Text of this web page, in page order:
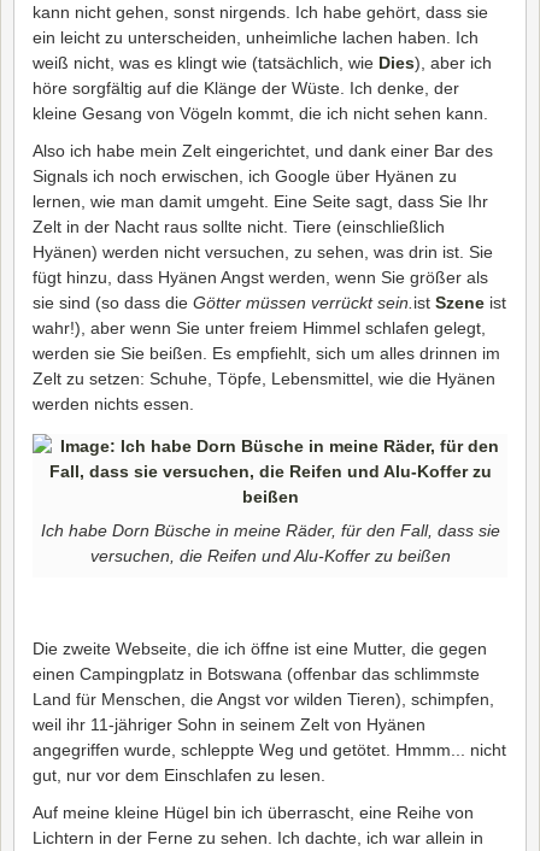
kann nicht gehen, sonst nirgends. Ich habe gehört, dass sie
ein leicht zu unterscheiden, unheimliche lachen haben. Ich
weiß nicht, was es klingt wie (tatsächlich, wie Dies), aber ich
höre sorgfältig auf die Klänge der Wüste. Ich denke, der
kleine Gesang von Vögeln kommt, die ich nicht sehen kann.
Also ich habe mein Zelt eingerichtet, und dank einer Bar des
Signals ich noch erwischen, ich Google über Hyänen zu
lernen, wie man damit umgeht. Eine Seite sagt, dass Sie Ihr
Zelt in der Nacht raus sollte nicht. Tiere (einschließlich
Hyänen) werden nicht versuchen, zu sehen, was drin ist. Sie
fügt hinzu, dass Hyänen Angst werden, wenn Sie größer als
sie sind (so dass die Götter müssen verrückt sein. ist Szene ist
wahr!), aber wenn Sie unter freiem Himmel schlafen gelegt,
werden sie Sie beißen. Es empfiehlt, sich um alles drinnen im
Zelt zu setzen: Schuhe, Töpfe, Lebensmittel, wie die Hyänen
werden nichts essen.
Ich habe Dorn Büsche in meine Räder, für den Fall, dass sie
versuchen, die Reifen und Alu-Koffer zu beißen
Die zweite Webseite, die ich öffne ist eine Mutter, die gegen
einen Campingplatz in Botswana (offenbar das schlimmste
Land für Menschen, die Angst vor wilden Tieren), schimpfen,
weil ihr 11-jähriger Sohn in seinem Zelt von Hyänen
angegriffen wurde, schleppte Weg und getötet. Hmmm... nicht
gut, nur vor dem Einschlafen zu lesen.
Auf meine kleine Hügel bin ich überrascht, eine Reihe von
Lichtern in der Ferne zu sehen. Ich dachte, ich war allein in